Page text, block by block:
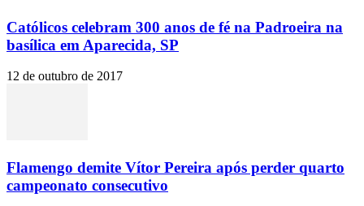
Católicos celebram 300 anos de fé na Padroeira na
basílica em Aparecida, SP
12 de outubro de 2017
Flamengo demite Vítor Pereira após perder quarto
campeonato consecutivo